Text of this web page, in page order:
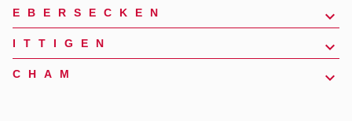
EBERSECKEN
ITTIGEN
CHAM